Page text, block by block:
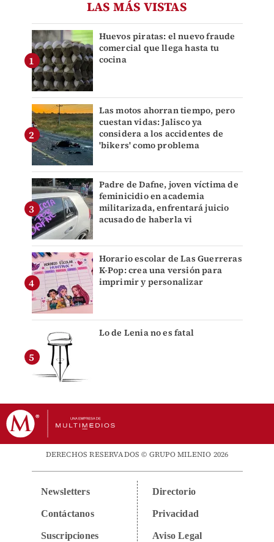
LAS MÁS VISTAS
Huevos piratas: el nuevo fraude
comercial que llega hasta tu
cocina
Las motos ahorran tiempo, pero
cuestan vidas: Jalisco ya
considera a los accidentes de
'bikers' como problema
Padre de Dafne, joven víctima de
feminicidio en academia
militarizada, enfrentará juicio
acusado de haberla vi
Horario escolar de Las Guerreras
K-Pop: crea una versión para
imprimir y personalizar
Lo de Lenia no es fatal
DERECHOS RESERVADOS © GRUPO MILENIO 2026
Newsletters
Contáctanos
Suscripciones
Directorio
Privacidad
Aviso Legal